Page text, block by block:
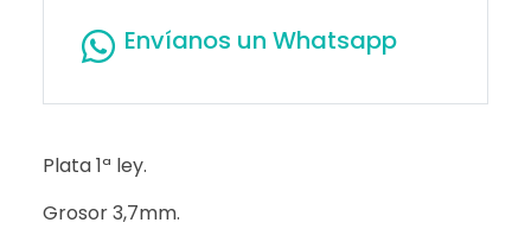
Envíanos un Whatsapp
Plata 1ª ley.
Grosor 3,7mm.